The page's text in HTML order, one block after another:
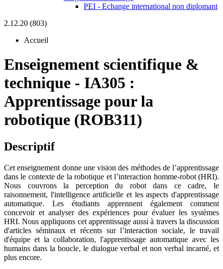
PEI - Echange international non diplomant
2.12.20 (803)
Accueil
Enseignement scientifique &
technique - IA305 :
Apprentissage pour la
robotique (ROB311)
Descriptif
Cet enseignement donne une vision des méthodes de l’apprentissage
dans le contexte de la robotique et l’interaction homme-robot (HRI).
Nous couvrons la perception du robot dans ce cadre, le
raisonnement, l'intelligence artificielle et les aspects d'apprentissage
automatique. Les étudiants apprennent également comment
concevoir et analyser des expériences pour évaluer les systèmes
HRI. Nous appliquons cet apprentissage aussi à travers la discussion
d'articles séminaux et récents sur l’interaction sociale, le travail
d'équipe et la collaboration, l'apprentissage automatique avec les
humains dans la boucle, le dialogue verbal et non verbal incarné, et
plus encore.